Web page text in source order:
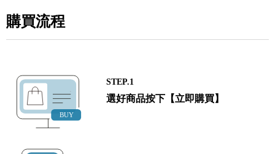
購買流程
STEP.1
選好商品按下【立即購買】